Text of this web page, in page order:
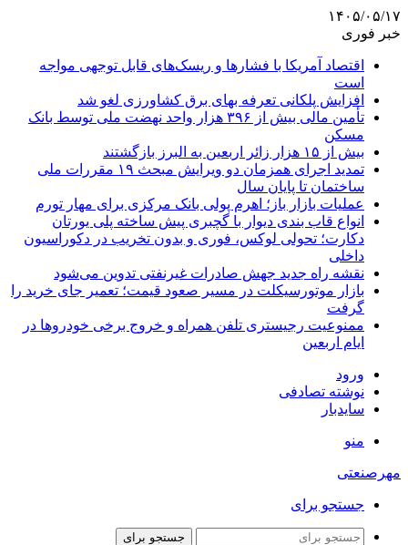
۱۴۰۵/۰۵/۱۷
خبر فوری
اقتصاد آمریکا با فشارها و ریسک‌های قابل توجهی مواجه
است
افزایش پلکانی تعرفه بهای برق کشاورزی لغو شد
تأمین مالی بیش از ۳۹۶ هزار واحد نهضت ملی توسط بانک
مسکن
بیش از ۱۵ هزار زائر اربعین به البرز بازگشتند
تمدید اجرای همزمان دو ویرایش مبحث ۱۹ مقررات ملی
ساختمان تا پایان سال
عملیات بازار باز؛ اهرم پولی بانک مرکزی برای مهار تورم
انواع قاب بندی دیوار با گچبری پیش ساخته پلی یورتان
دکارت؛ تحولی لوکس، فوری و بدون تخریب در دکوراسیون
داخلی
نقشه راه جدید جهش صادرات غیرنفتی تدوین می‌شود
بازار موتورسیکلت در مسیر صعود قیمت؛ تعمیر جای خرید را
گرفت
ممنوعیت رجیستری تلفن همراه و خروج برخی خودروها در
ایام اربعین
ورود
نوشته تصادفی
سایدبار
منو
مهرصنعتی
جستجو برای
جستجو برای